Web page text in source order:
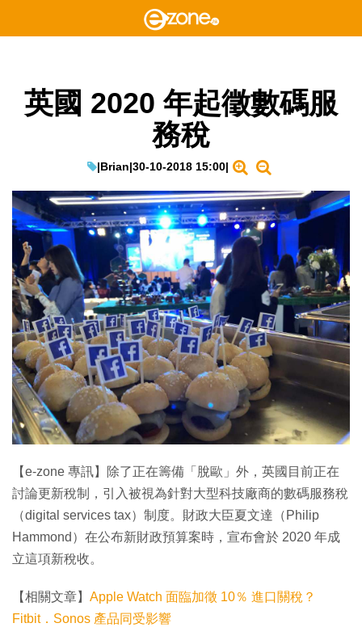
英國 2020 年起徵數碼服
務稅
|Brian|30-10-2018 15:00|
【e-zone 專訊】除了正在籌備「脫歐」外，英國目前正在
討論更新稅制，引入被視為針對大型科技廠商的數碼服務稅
（digital services tax）制度。財政大臣夏文達（Philip
Hammond）在公布新財政預算案時，宣布會於 2020 年成
立這項新稅收。
【相關文章】 Apple Watch 面臨加徵 10％ 進口關稅？
Fitbit．Sonos 產品同受影響